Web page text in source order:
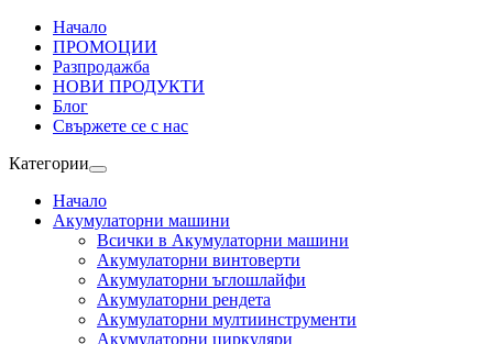
Начало
ПРОМОЦИИ
Разпродажба
НОВИ ПРОДУКТИ
Блог
Свържете се с нас
Категории
Начало
Акумулаторни машини
Всички в Акумулаторни машини
Акумулаторни винтоверти
Акумулаторни ъглошлайфи
Акумулаторни рендета
Акумулаторни мултиинструменти
Акумулаторни циркуляри